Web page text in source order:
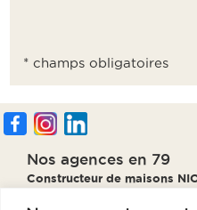
* champs obligatoires
Nos agences en 79
Constructeur de maisons